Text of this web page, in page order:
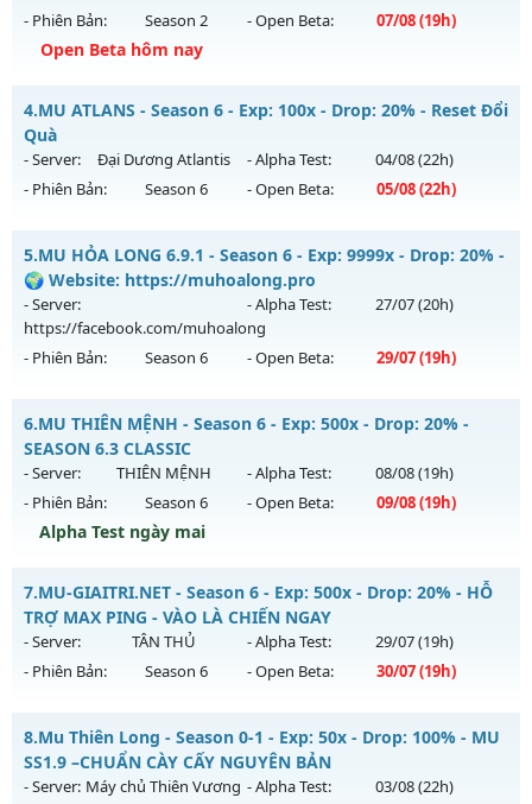
Exp: 100x - Drop: 30%
Kiểu reset: Reset In Game
Antihack: Yes
- Phiên Bản:
Season 2 - Open Beta: 07/08(19h)
Open Beta hôm nay
Mu mới ra tháng 08 2026 - Mở máy chủ
ngày 07/08/2626
Exp: 150x - Drop: 5%
Thể loại: Mu Nguyên bản Webzen
Antihack: BDCAM
4.MU ATLANS - Season 6 - Exp: 100x - Drop: 20% - Reset Đổi
Quà
- Server: Đại Dương Atlantis - Alpha Test: 04/08(22h)
- Phiên Bản:
Season 6 - Open Beta: 05/08(22h)
MU ATLANS - Reset Đổi Quà
Mu mới ra tháng 08 2026 - Mở máy chủ
vào 22h ngày 05/08/2626
Exp: 100x - Drop: 20%
Thể loại: Mu Nguyên bản Webzen
Antihack: Shark
5.MU HỎA LONG 6.9.1 - Season 6 - Exp: 9999x - Drop: 20% -
🌍 Website: https://muhoalong.pro
- Server:
https://facebook.com/muhoalong
- Alpha Test: 27/07(20h)
- Phiên Bản: Season 6 - Open Beta: 29/07(19h)
MU HỎA LONG 6.9.1 - 🌍 Website: https://muhoalong.pro
Mu mới ra tháng 07 2026 - Mở máy chủ
https://facebook.com/muhoalongvào 19h ngày
29/07/2626
Exp: 9999x - Drop: 20%
Thể loại: Mu Nguyên bản Webzen
Antihack: Xshiel
6.MU THIÊN MỆNH - Season 6 - Exp: 500x - Drop: 20% -
SEASON 6.3 CLASSIC
- Server: THIÊN MỆNH - Alpha Test: 08/08(19h)
- Phiên Bản:
Season 6 - Open Beta: 09/08(19h)
Alpha Test ngày mai
Mu mới ra tháng 08 2026 - Mở máy chủ
19h ngày 09/08/2626
Exp: 500x - Drop: 20%
Thể loại: Mu Nguyên bản Webzen
Antihack: Antihack chạy bằng cơm
7.MU-GIAITRI.NET - Season 6 - Exp: 500x - Drop: 20% - HỖ
TRỢ MAX PING - VÀO LÀ CHIẾN NGAY
- Server: TÂN THỦ - Alpha Test: 29/07(19h)
- Phiên Bản:
Season 6 - Open Beta: 30/07(19h)
MU-GIAITRI.NET - HỖ TRỢ MAX PING - VÀO LÀ CHIẾN NGAY
Mu mới ra tháng 07 2026 - Mở máy chủ
ngày 30/07/2626
8.Mu Thiên Long - Season 0-1 - Exp: 50x - Drop: 100% - MU
SS1.9 –CHUẨN CÀY CẤY NGUYÊN BẢN
- Server: Máy chủ Thiên Vương - Alpha Test: 03/08(22h)